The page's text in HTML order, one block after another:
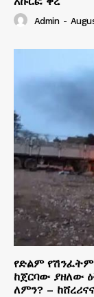
Admin -
የድልም የሽንፈትም
ከጀርባው ያዘለው
ለምን? –